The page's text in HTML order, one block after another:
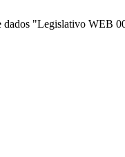
dados "Legislativo WEB